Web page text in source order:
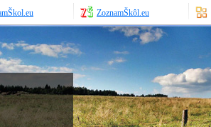
ZoznamŠkôl.eu